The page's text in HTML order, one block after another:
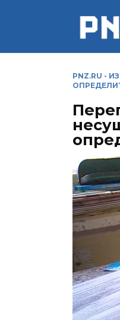
PNZ.RU -